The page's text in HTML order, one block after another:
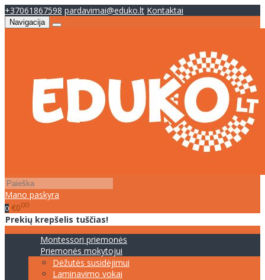
+37061867598 pardavimai@eduko.lt Kontaktai
Navigacija
Mano paskyra
0 €000
Prekių krepšelis tuščias!
Montessori priemonės
Priemonės mokytojui
Dėžutės susidėjimui
Laminavimo vokai